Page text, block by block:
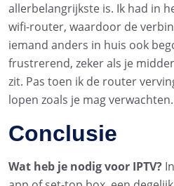
allerbelangrijkste is. Ik had in
wifi-router, waardoor de
iemand anders in huis ook
frustrerend, zeker als je
zit. Pas toen ik de router
lopen zoals je mag verwachten.
Conclusie
Wat heb je nodig voor IPTV?